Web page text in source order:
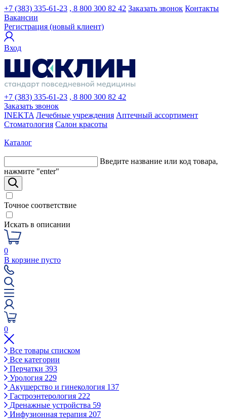
+7 (383) 335-61-23 , 8 800 300 82 42 Заказать звонок Контакты
Вакансии
Регистрация (новый клиент)
Вход
+7 (383) 335-61-23 , 8 800 300 82 42
Заказать звонок
INEKTA Лечебные учреждения Аптечный ассортимент
Стоматология Салон красоты
Каталог
Введите название или код товара,
нажмите "enter"
Точное соответствие
Искать в описании
0
В корзине пусто
0
Все товары списком
Все категории
Перчатки 393
Урология 229
Акушерство и гинекология 137
Гастроэнтерология 222
Дренажные устройства 59
Инфузионная терапия 207